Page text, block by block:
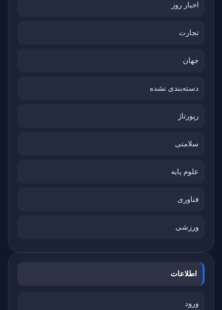
اخبار روز
تجارت
جهان
دسته‌بندی نشده
رپورتاژ
سلامتی
علوم پایه
فناوری
ورزشی
اطلاعات
ورود